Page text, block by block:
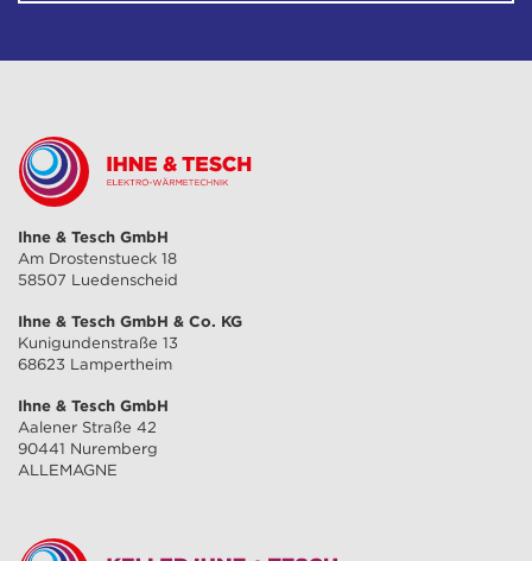
Ihne & Tesch GmbH
Am Drostenstueck 18
58507 Luedenscheid
Ihne & Tesch GmbH & Co. KG
Kunigundenstraße 13
68623 Lampertheim
Ihne & Tesch GmbH
Aalener Straße 42
90441 Nuremberg
ALLEMAGNE